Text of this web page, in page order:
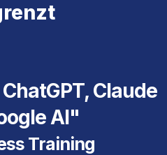
Claude
AI"
Training